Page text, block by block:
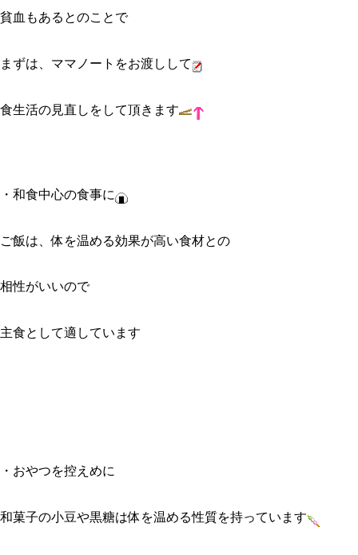
貧血もあるとのことで
まずは、ママノートをお渡しして
食生活の見直しをして頂きます
・和食中心の食事に
ご飯は、体を温める効果が高い食材との
相性がいいので
主食として適しています
・おやつを控えめに
和菓子の小豆や黒糖は体を温める性質を持っています